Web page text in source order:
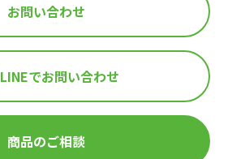
お問い合わせ
LINEでお問い合わせ
商品のご相談